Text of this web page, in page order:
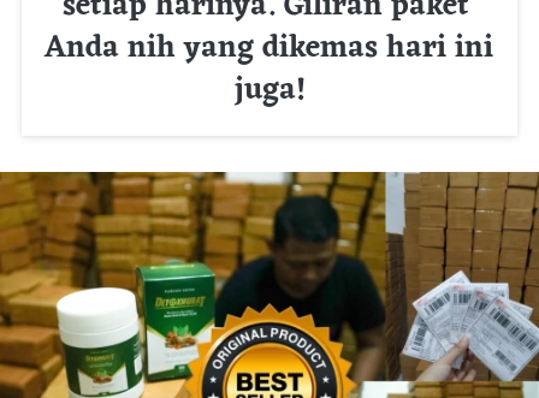
Anda nih yang dikemas hari ini
juga!